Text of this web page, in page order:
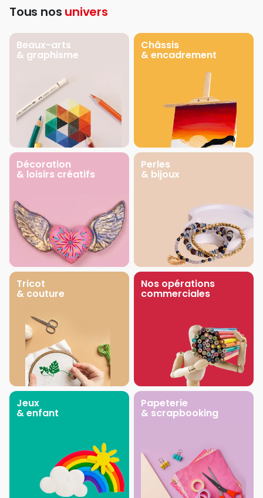
Tous nos univers
Beaux-arts
& graphisme
Châssis
& encadrement
Décoration
& loisirs créatifs
Perles
& bijoux
Tricot
& couture
Nos opérations
commerciales
Jeux
& enfant
Papeterie
& scrapbooking